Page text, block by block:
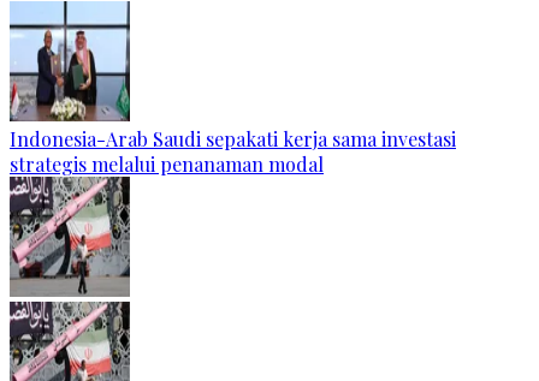
Indonesia-Arab Saudi sepakati kerja sama investasi
strategis melalui penanaman modal